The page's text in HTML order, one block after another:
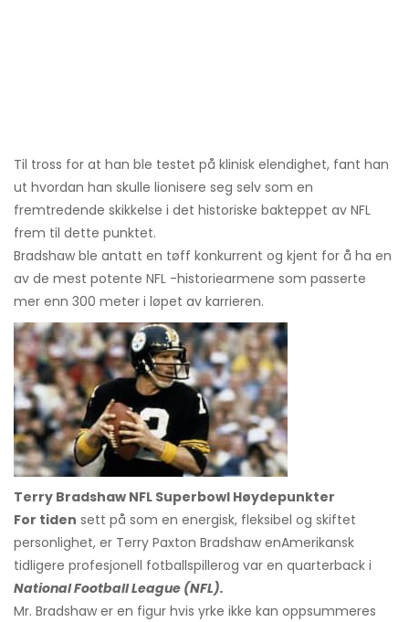
Til tross for at han ble testet på klinisk elendighet, fant han
ut hvordan han skulle lionisere seg selv som en
fremtredende skikkelse i det historiske bakteppet av NFL
frem til dette punktet.
Bradshaw ble antatt en tøff konkurrent og kjent for å ha en
av de mest potente NFL -historiearmene som passerte
mer enn 300 meter i løpet av karrieren.
Terry Bradshaw NFL Superbowl Høydepunkter
For tiden sett på som en energisk, fleksibel og skiftet
personlighet, er Terry Paxton Bradshaw enAmerikansk
tidligere profesjonell fotballspillerog var en quarterback i
National Football League (NFL).
Mr. Bradshaw er en figur hvis yrke ikke kan oppsummeres